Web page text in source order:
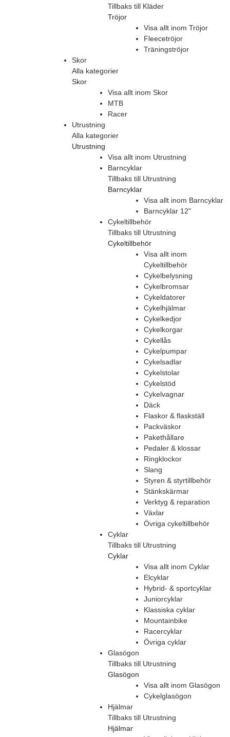
Tillbaks till Kläder
Tröjor
Visa allt inom Tröjor
Fleecetröjor
Träningströjor
Skor
Alla kategorier
Skor
Visa allt inom Skor
MTB
Racer
Utrustning
Alla kategorier
Utrustning
Visa allt inom Utrustning
Barncyklar
Tillbaks till Utrustning
Barncyklar
Visa allt inom Barncyklar
Barncyklar 12"
Cykeltillbehör
Tillbaks till Utrustning
Cykeltillbehör
Visa allt inom
Cykeltillbehör
Cykelbelysning
Cykelbromsar
Cykeldatorer
Cykelhjälmar
Cykelkedjor
Cykelkorgar
Cykellås
Cykelpumpar
Cykelsadlar
Cykelstolar
Cykelstöd
Cykelvagnar
Däck
Flaskor & flaskställ
Packväskor
Pakethållare
Pedaler & klossar
Ringklockor
Slang
Styren & styrtillbehör
Stänkskärmar
Verktyg & reparation
Växlar
Övriga cykeltillbehör
Cyklar
Tillbaks till Utrustning
Cyklar
Visa allt inom Cyklar
Elcyklar
Hybrid- & sportcyklar
Juniorcyklar
Klassiska cyklar
Mountainbike
Racercyklar
Övriga cyklar
Glasögon
Tillbaks till Utrustning
Glasögon
Visa allt inom Glasögon
Cykelglasögon
Hjälmar
Tillbaks till Utrustning
Hjälmar